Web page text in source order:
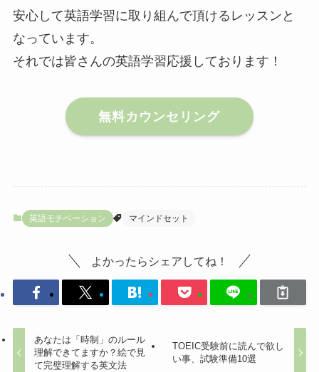
安心して英語学習に取り組んで頂けるレッスンと
なっています。
それでは皆さんの英語学習応援しております！
無料カウンセリング
英語モチベーション マインドセット
よかったらシェアしてね！
あなたは「時制」のルール
理解できてますか？絵で見
て完璧理解する英文法
TOEIC受験前に読んで欲し
い事、試験準備10選